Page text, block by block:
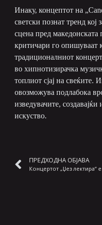
Инаку, концептот на
светски познат тренд кој
сцена пред
критичари го опишуваат
традиционалниот
во хипнотизирачка
топлиот сјај на свеќите.
овозможува подлабока
изведувачите,
искуство.
ПРЕДХОДНА ОБЈАВА